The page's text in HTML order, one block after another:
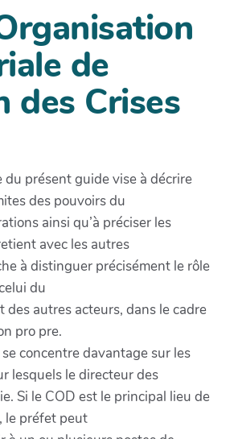
de
des Crises
du présent guide vise à décrire
des pouvoirs du
ainsi qu’à préciser les
avec les autres
à distinguer précisément le rôle
du
des autres acteurs, dans le cadre
pro pre.
concentre davantage sur les
lesquels le directeur des
Si le COD est le principal lieu de
le préfet peut